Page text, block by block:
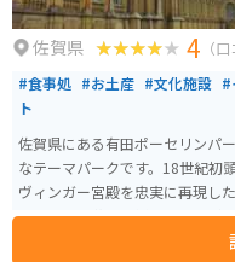
佐賀県 4 （
#食事処 #お土産 #文化施設 #
ト
佐賀県にある有田ポーセリンパ
なテーマパークです。18世紀初
ヴィンガー宮殿を忠実に再現し
四季折々の花々と鮮やかな緑が訪れる人
文化を体験できる施設で、江戸